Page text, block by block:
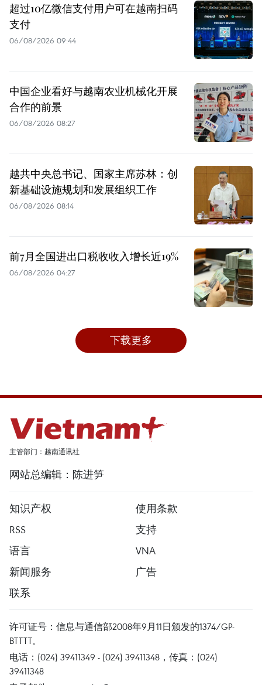
超过10亿微信支付用户可在越南扫码
支付
06/08/2026 09:44
中国企业看好与越南农业机械化开展
合作的前景
06/08/2026 08:27
越共中央总书记、国家主席苏林：创
新基础设施规划和发展组织工作
06/08/2026 08:14
前7月全国进出口税收收入增长近19%
06/08/2026 04:27
下载更多
主管部门：越南通讯社
网站总编辑：陈进笋
知识产权
使用条款
RSS
支持
语言
VNA
新闻服务
广告
联系
许可证号：信息与通信部2008年9月11日颁发的1374/GP-
BTTTT。
电话：(024) 39411349 - (024) 39411348，传真：(024)
39411348